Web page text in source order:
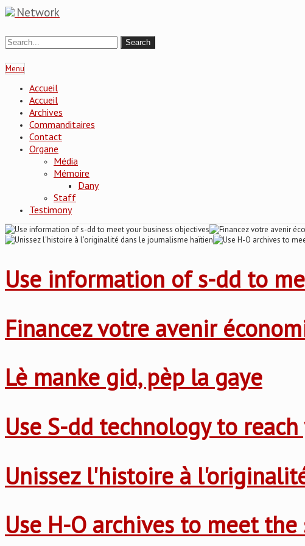
Network
Menu
Accueil
Accueil
Archives
Commanditaires
Contact
Organe
Média
Mémoire
Dany
Staff
Testimony
Use information of s-dd to
Financez votre avenir
Lè manke gid, pèp la gaye
Use S-dd technology to
Unissez l'histoire à
Use H-O archives to meet